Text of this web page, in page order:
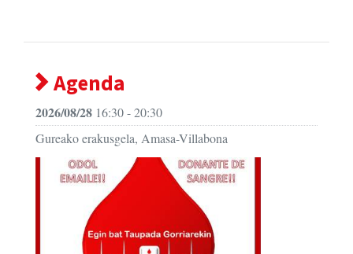
Agenda
2026/08/28 16:30 - 20:30
Gureako erakusgela, Amasa-Villabona